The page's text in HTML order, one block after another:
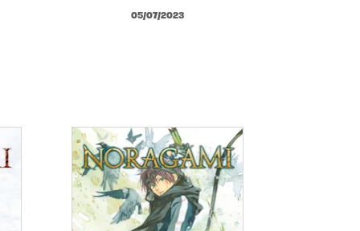
05/07/2023